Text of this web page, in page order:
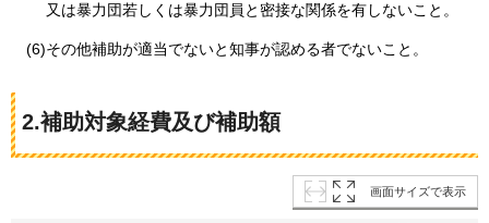
又は暴力団若しくは暴力団員と密接な関係を有しないこと。
(6)その他補助が適当でないと知事が認める者でないこと。
2.補助対象経費及び補助額
画面サイズで表示